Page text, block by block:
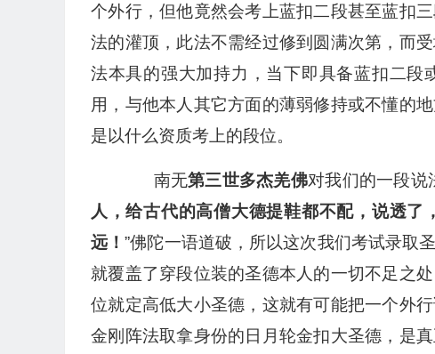
个外行，但他竟然会考上蓝扣二段甚至蓝扣
法的灌顶，此法不需经过修到圆满次第，而
法本具的强大加持力，当下即具备蓝扣二
用，与他本人其它方面的薄弱修持或不懂的
是以什么资质考上的段位。
南无第三世多杰羌佛对我们的一段说
人，给古代的高僧大德提鞋都不配，说透
远！”佛陀一语道破，所以这次我们考试录取
就覆盖了穿段位装的圣德本人的一切不足之
位就定高低大小圣德，这就有可能把一个外
金刚阵法取拿身份的日月轮金扣大圣德，是